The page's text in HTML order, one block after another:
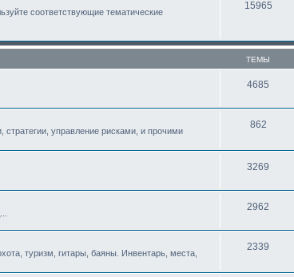
соответствующие тематические
15965
ТЕМЫ
4685
управление рисками, и прочими
862
3269
2962
туризм, гитары, баяны. Инвентарь, места,
2339